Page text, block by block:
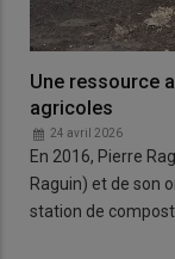
Une ressource
agricoles
24 avril 2026
En 2016, Pierre
Raguin) et de son
station de